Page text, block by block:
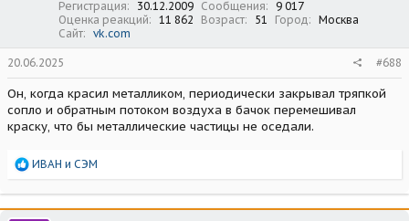
Регистрация 30.12.2009 Сообщения
9 017
Оценка реакций
11 862 Возраст 51 Город
Москва
Сайт
vk.com
20.06.2025 #688
Он, когда красил металликом, периодически закрывал тряпкой
сопло и обратным потоком воздуха в бачок перемешивал
краску, что бы металлические частицы не оседали.
Р
а
к
ИВАН и СЭМ